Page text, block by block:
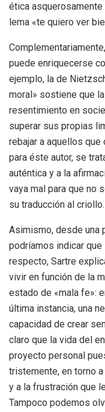
ética
lema «te quiero ver
puede enriquecerse
ejemplo, la de
moral» sostiene que
resentimiento en
superar sus propias
rebajar a aquellos
para éste autor, se
auténtica y a la
vaya mal para que no
su traducción al criollo.
Asimismo, desde una
podríamos indicar que
respecto, Sartre
vivir en función de la
estado de «mala fe»:
última instancia, una
capacidad de crear
claro que la vida del
proyecto personal
tristemente, en torno
y a la frustración que
Tampoco podemos